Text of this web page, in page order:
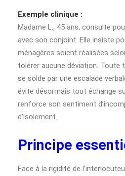
Exemple clinique :
Madame L., 45 ans, consulte
avec son conjoint. Elle insiste
ménagères soient réalisées
tolérer aucune déviation. Toute
se solde par une escalade
évite désormais tout échange
renforce son sentiment
d’isolement.
Principe
Face à la rigidité de